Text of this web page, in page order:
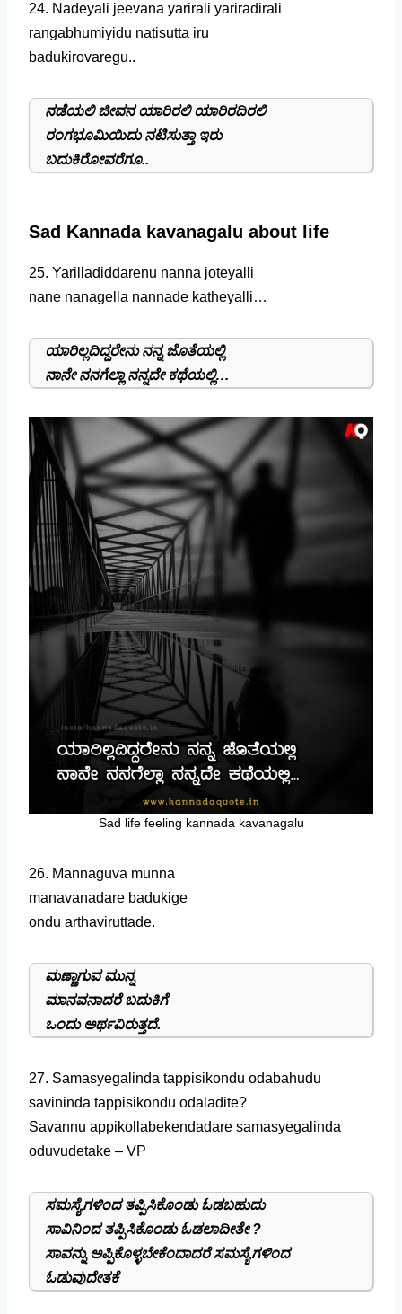
24. Nadeyali jeevana yarirali yariradirali
rangabhumiyidu natisutta iru
badukirovaregu..
ನಡೆಯಲಿ ಜೀವನ ಯಾರಿರಲಿ ಯಾರಿರದಿರಲಿ
ರಂಗಭೂಮಿಯಿದು ನಟಿಸುತ್ತಾ ಇರು
ಬದುಕಿರೋವರೆಗೂ..
Sad Kannada kavanagalu about life
25. Yarilladiddarenu nanna joteyalli
nane nanagella nannade katheyalli…
ಯಾರಿಲ್ಲದಿದ್ದರೇನು ನನ್ನ ಜೊತೆಯಲ್ಲಿ
ನಾನೇ ನನಗೆಲ್ಲಾ ನನ್ನದೇ ಕಥೆಯಲ್ಲಿ…
Sad life feeling kannada kavanagalu
26. Mannaguva munna
manavanadare badukige
ondu arthaviruttade.
ಮಣ್ಣಾಗುವ ಮುನ್ನ
ಮಾನವನಾದರೆ ಬದುಕಿಗೆ
ಒಂದು ಅರ್ಥವಿರುತ್ತದೆ.
27. Samasyegalinda tappisikondu odabahudu
savininda tappisikondu odaladite?
Savannu appikollabekendadare samasyegalinda
oduvudetake – VP
ಸಮಸ್ಯೆಗಳಿಂದ ತಪ್ಪಿಸಿಕೊಂಡು ಓಡಬಹುದು
ಸಾವಿನಿಂದ ತಪ್ಪಿಸಿಕೊಂಡು ಓಡಲಾದೀತೇ ?
ಸಾವನ್ನು ಅಪ್ಪಿಕೊಳ್ಳಬೇಕೆಂದಾದರೆ ಸಮಸ್ಯೆಗಳಿಂದ
ಓಡುವುದೇತಕೆ